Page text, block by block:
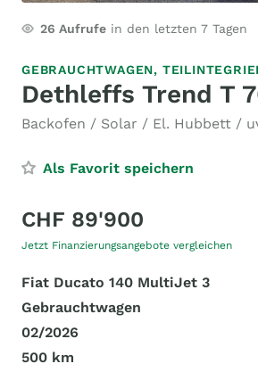
26 Aufrufe in den letzten 7 Tagen
GEBRAUCHTWAGEN,
Dethleffs Trend T
Backofen / Solar / El. Hubbett /
Als Favorit speichern
CHF 89'900
Jetzt Finanzierungsangebote vergleichen
Fiat Ducato 140 MultiJet 3
Gebrauchtwagen
02/2026
500 km